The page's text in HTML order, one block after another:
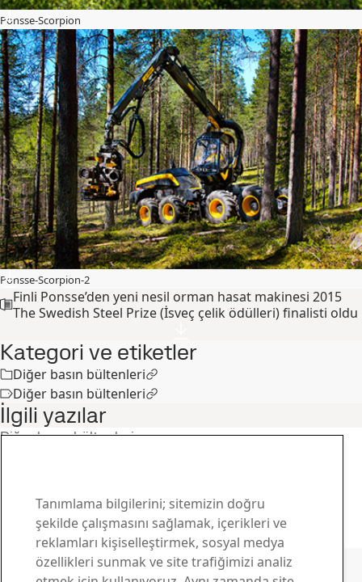
Ponsse-Scorpion
Ponsse-Scorpion-2
Finli Ponsse’den yeni nesil orman hasat makinesi 2015
The Swedish Steel Prize (İsveç çelik ödülleri) finalisti oldu
Kategori ve etiketler
Diğer basın bültenleri
Diğer basın bültenleri
İlgili yazılar
Diğer basın bültenleri
sistemi
İsveç Çelik Ödülleri, Hardox, Strenx
Tüm öyküyü oku
SSAB ile iletişime geçin
Tanımlama bilgilerini; sitemizin doğru
şekilde çalışmasını sağlamak, içerikleri ve
reklamları kişiselleştirmek, sosyal medya
özellikleri sunmak ve site trafiğimizi analiz